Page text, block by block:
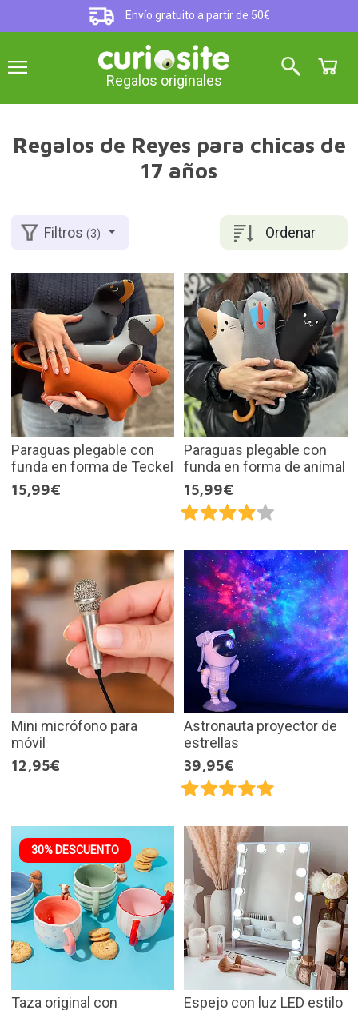
Envío gratuito a partir de 50€
Regalos originales
Regalos de Reyes para chicas de
17 años
Ordenar
Filtros(3)
Paraguas plegable con
funda en forma de Teckel
15,99€
Paraguas plegable con
funda en forma de animal
15,99€
Mini micrófono para
móvil
12,95€
Astronauta proyector de
estrellas
39,95€
30% DESCUENTO
Taza original con
Espejo con luz LED estilo